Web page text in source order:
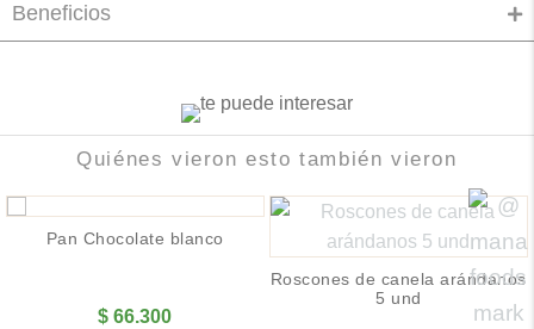
Beneficios
Quiénes vieron esto también vieron
Pan Chocolate blanco
$ 66.300
Roscones de canela arándanos
5 und